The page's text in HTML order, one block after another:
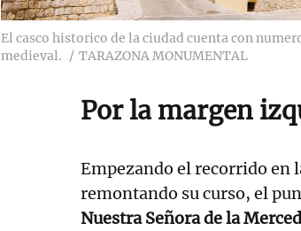
El casco historico de la ciudad cuenta con
medieval.
TARAZONA MONUMENTAL
Por la margen
Empezando el recorrido en
remontando su curso, el
Nuestra Señora de la Merced